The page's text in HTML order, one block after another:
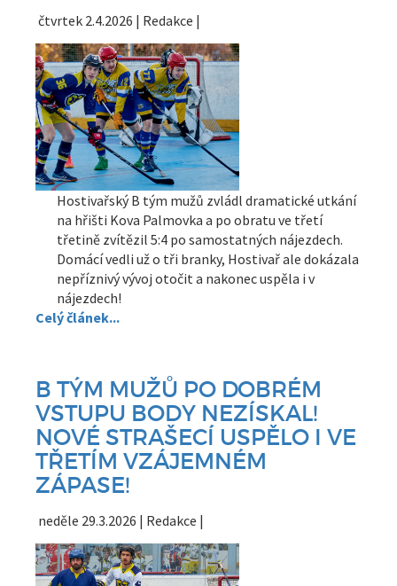
čtvrtek 2.4.2026 | Redakce |
Hostivařský B tým mužů zvládl dramatické utkání
na hřišti Kova Palmovka a po obratu ve třetí
třetině zvítězil 5:4 po samostatných nájezdech.
Domácí vedli už o tři branky, Hostivař ale dokázala
nepříznivý vývoj otočit a nakonec uspěla i v
nájezdech!
Celý článek...
B TÝM MUŽŮ PO DOBRÉM
VSTUPU BODY NEZÍSKAL!
NOVÉ STRAŠECÍ USPĚLO I VE
TŘETÍM VZÁJEMNÉM
ZÁPASE!
neděle 29.3.2026 | Redakce |